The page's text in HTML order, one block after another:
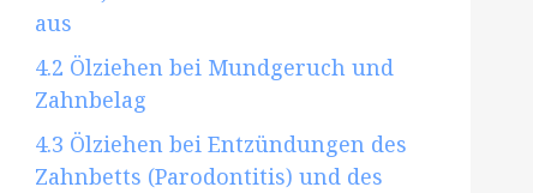
aus
4.2 Ölziehen bei Mundgeruch und
Zahnbelag
4.3 Ölziehen bei Entzündungen des
Zahnbetts (Parodontitis) und des